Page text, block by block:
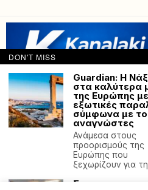
by Hostville”)
DON'T MISS
Guardian: H
στα καλύτερα
της Ευρώπης με
εξωτικές
σύμφωνα με
αναγνώστες
Ανάμεσα στους
προορισμούς της
Ευρώπης που
ξεχωρίζουν για τη
Στον